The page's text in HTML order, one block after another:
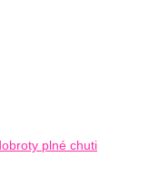
plné chuti